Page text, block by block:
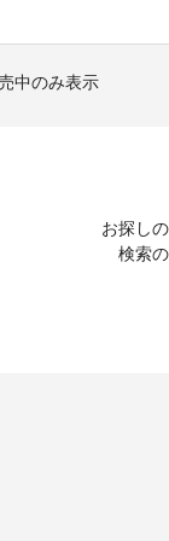
中のみ表示
お探し
検索